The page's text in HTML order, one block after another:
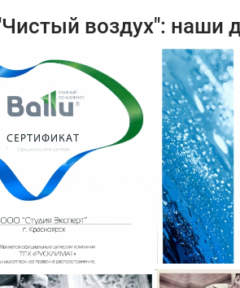
воздух": наши